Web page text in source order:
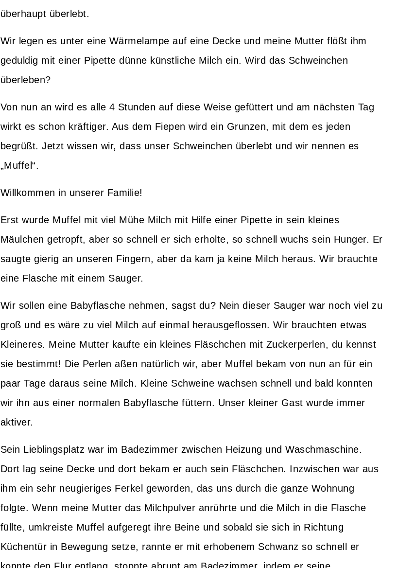
überhaupt überlebt.
Wir legen es unter eine Wärmelampe auf eine Decke und meine Mutter flößt ihm
geduldig mit einer Pipette dünne künstliche Milch ein. Wird das Schweinchen
überleben?
Von nun an wird es alle 4 Stunden auf diese Weise gefüttert und am nächsten Tag
wirkt es schon kräftiger. Aus dem Fiepen wird ein Grunzen, mit dem es jeden
begrüßt. Jetzt wissen wir, dass unser Schweinchen überlebt und wir nennen es
„Muffel“.
Willkommen in unserer Familie!
Erst wurde Muffel mit viel Mühe Milch mit Hilfe einer Pipette in sein kleines
Mäulchen getropft, aber so schnell er sich erholte, so schnell wuchs sein Hunger. Er
saugte gierig an unseren Fingern, aber da kam ja keine Milch heraus. Wir brauchte
eine Flasche mit einem Sauger.
Wir sollen eine Babyflasche nehmen, sagst du? Nein dieser Sauger war noch viel zu
groß und es wäre zu viel Milch auf einmal herausgeflossen. Wir brauchten etwas
Kleineres. Meine Mutter kaufte ein kleines Fläschchen mit Zuckerperlen, du kennst
sie bestimmt! Die Perlen aßen natürlich wir, aber Muffel bekam von nun an für ein
paar Tage daraus seine Milch. Kleine Schweine wachsen schnell und bald konnten
wir ihn aus einer normalen Babyflasche füttern. Unser kleiner Gast wurde immer
aktiver.
Sein Lieblingsplatz war im Badezimmer zwischen Heizung und Waschmaschine.
Dort lag seine Decke und dort bekam er auch sein Fläschchen. Inzwischen war aus
ihm ein sehr neugieriges Ferkel geworden, das uns durch die ganze Wohnung
folgte. Wenn meine Mutter das Milchpulver anrührte und die Milch in die Flasche
füllte, umkreiste Muffel aufgeregt ihre Beine und sobald sie sich in Richtung
Küchentür in Bewegung setze, rannte er mit erhobenem Schwanz so schnell er